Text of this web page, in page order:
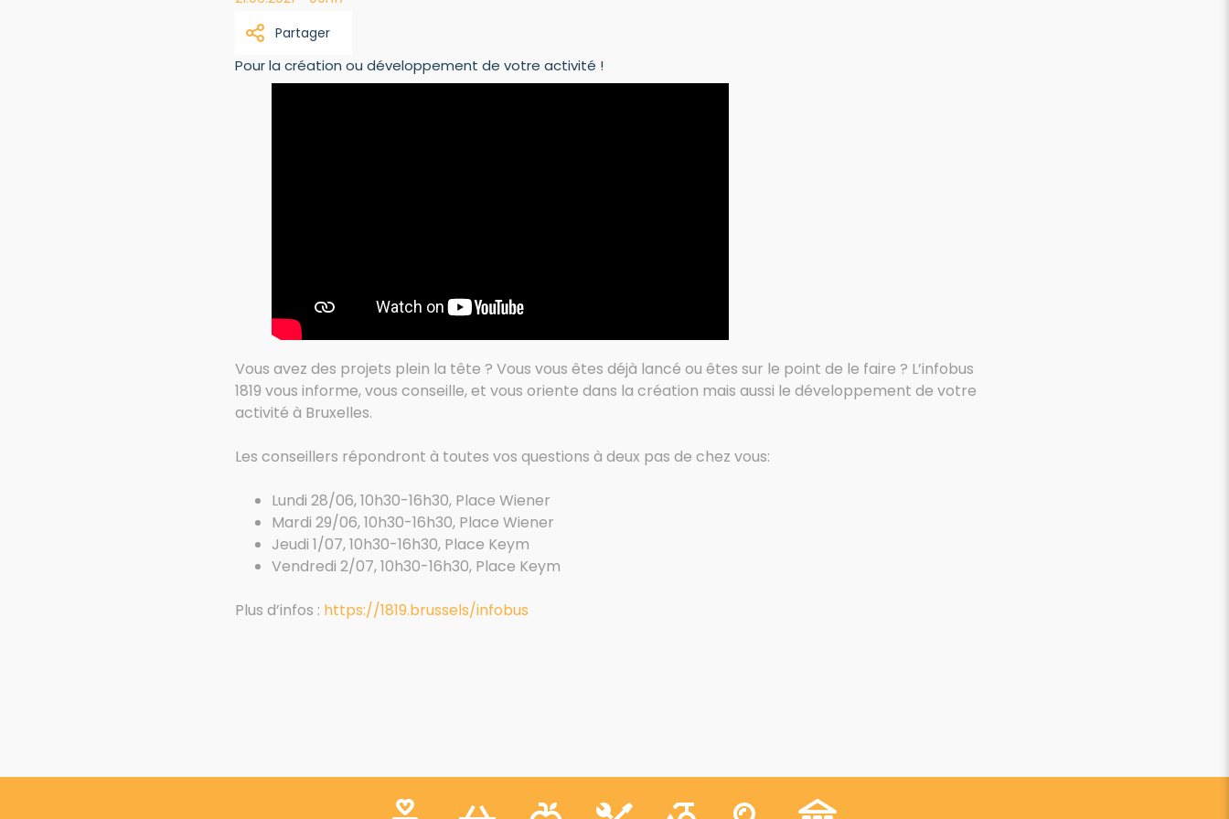
Partager
Pour la création ou développement de votre activité !
Vous avez des projets plein la tête ? Vous vous êtes déjà lancé ou êtes sur le point de le faire ? L’infobus
1819 vous informe, vous conseille, et vous oriente dans la création mais aussi le développement de votre
activité à Bruxelles.
Les conseillers répondront à toutes vos questions à deux pas de chez vous:
Lundi 28/06, 10h30-16h30, Place Wiener
Mardi 29/06, 10h30-16h30, Place Wiener
Jeudi 1/07, 10h30-16h30, Place Keym
Vendredi 2/07, 10h30-16h30, Place Keym
Plus d’infos : https://1819.brussels/infobus